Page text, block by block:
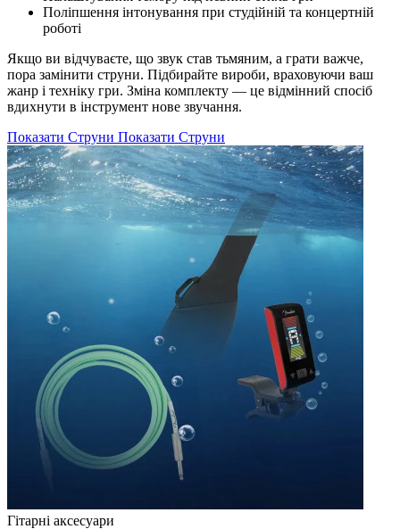
Поліпшення інтонування при студійній та концертній
роботі
Якщо ви відчуваєте, що звук став тьмяним, а грати важче,
пора замінити струни. Підбирайте вироби, враховуючи ваш
жанр і техніку гри. Зміна комплекту — це відмінний спосіб
вдихнути в інструмент нове звучання.
Показати Струни Показати Струни
Гітарні аксесуари